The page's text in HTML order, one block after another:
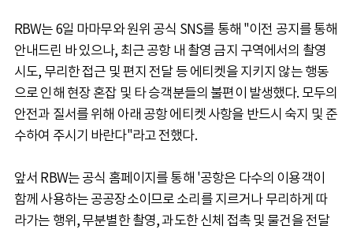
RBW는 6일 마마무와 원위 공식 SNS를 통해 "이전 공지를 통해
안내드린 바 있으나, 최근 공항 내 촬영 금지 구역에서의 촬영
시도, 무리한 접근 및 편지 전달 등 에티켓을 지키지 않는 행동
으로 인해 현장 혼잡 및 타 승객분들의 불편이 발생했다. 모두의
안전과 질서를 위해 아래 공항 에티켓 사항을 반드시 숙지 및 준
수하여 주시기 바란다"라고 전했다.
앞서 RBW는 공식 홈페이지를 통해 '공항은 다수의 이용객이
함께 사용하는 공공장소이므로 소리를 지르거나 무리하게 따
라가는 행위, 무분별한 촬영, 과도한 신체 접촉 및 물건을 전달